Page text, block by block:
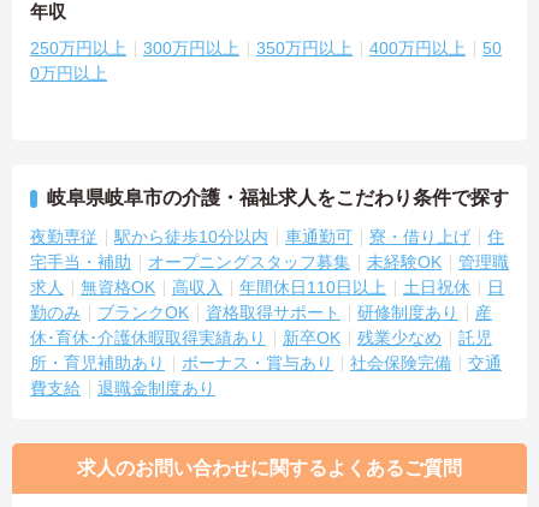
年収
250万円以上 300万円以上 350万円以上 400万円以上
50
0万円以上
岐阜県岐阜市の介護・福祉求人をこだわり条件で探す
夜勤専従 駅から徒歩10分以内 車通勤可 寮・借り上げ
住
宅手当・補助
オープニングスタッフ募集 未経験OK
管理職
求人
無資格OK 高収入 年間休日110日以上 土日祝休
日
勤のみ
ブランクOK 資格取得サポート 研修制度あり
産
休･育休･介護休暇取得実績あり
新卒OK 残業少なめ
託児
所・育児補助あり
ボーナス・賞与あり 社会保険完備
交通
費支給
退職金制度あり
求人のお問い合わせに関するよくあるご質問